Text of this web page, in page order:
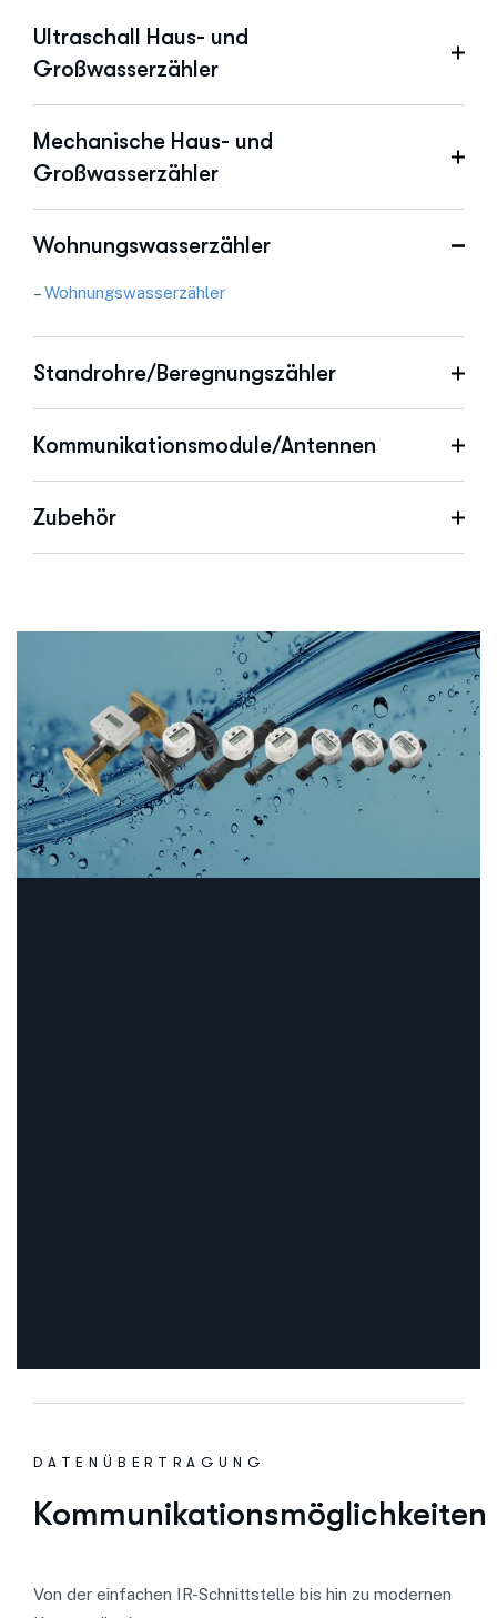
Ultraschall Haus- und
Großwasserzähler
Mechanische Haus- und
Großwasserzähler
Wohnungswasserzähler
–Wohnungswasserzähler
Standrohre/Beregnungszähler
Kommunikationsmodule/Antennen
Zubehör
DATENÜBERTRAGUNG
Kommunikationsmöglichkeiten
Von der einfachen IR-Schnittstelle bis hin zu modernen